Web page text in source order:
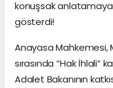
konuşsak
gösterdi!
Anayasa Mahkemesi,
sırasında “Hak İhlali”
Adalet Bakanının